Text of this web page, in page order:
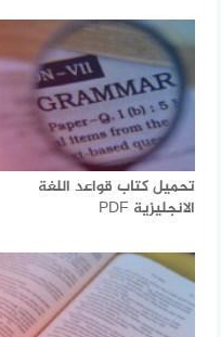
تحميل كتاب قواعد اللغة
الانجليزية PDF